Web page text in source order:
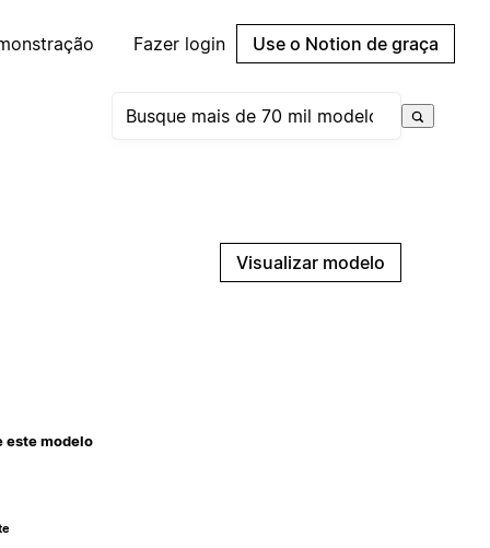
Fazer login Use o Notion de graça
Visualizar modelo
este modelo